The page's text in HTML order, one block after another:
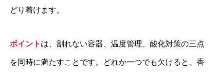
どり着けます。
ポイント は、割れない容器、温度管理、酸化対策の三点
を同時に満たすことです。どれか一つでも欠けると、香